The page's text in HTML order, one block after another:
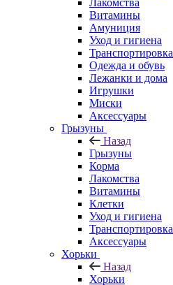
Лакомства
Витамины
Амуниция
Уход и гигиена
Транспортировка
Одежда и обувь
Лежанки и дома
Игрушки
Миски
Аксессуары
Грызуны
Назад
Грызуны
Корма
Лакомства
Витамины
Клетки
Уход и гигиена
Транспортировка
Аксессуары
Хорьки
Назад
Хорьки